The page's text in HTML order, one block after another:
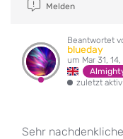
Melden
Beantwortet
blueday
um Mar 31,
zuletzt
Sehr